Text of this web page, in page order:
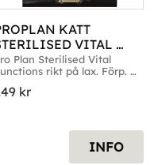
KATT
VITAL
SALMON
Plan Sterilised Vital
rikt på lax. Förp.
kr
INFO